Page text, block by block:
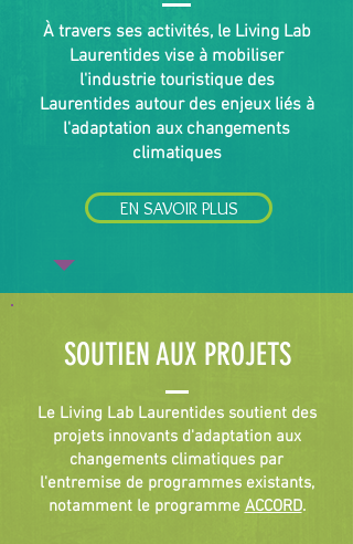
À travers ses activités, le Living Lab
Laurentides vise à mobiliser
l'industrie touristique des
Laurentides autour des enjeux liés à
l'adaptation aux changements
climatiques
EN SAVOIR PLUS
SOUTIEN AUX PROJETS
Le Living Lab Laurentides soutient des
projets innovants d'adaptation aux
changements climatiques par
l'entremise de programmes existants,
notamment le programme ACCORD.